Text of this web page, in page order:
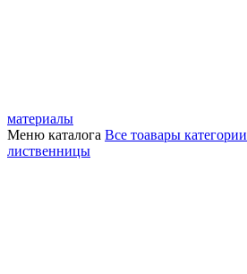
материалы
Меню каталога Все тоавары категории
лиственницы